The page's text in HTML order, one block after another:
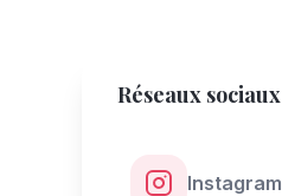
Réseaux sociaux
Instagram